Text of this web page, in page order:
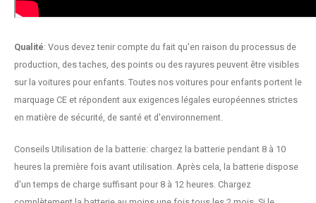
Qualité: Vous devez tenir compte du fait qu'en raison du processus de
production, des taches, des points ou des rayures peuvent être visibles
sur la voitures pour enfants. Toutes nos voitures pour enfants portent le
marquage CE et répondent aux exigences légales européennes strictes
en matière de sécurité, de santé et d'environnement.
Conseils Utilisation de la batterie: chargez la batterie pendant 8 à 10
heures la première fois avant utilisation. Après cela, la batterie dispose
d'un temps de charge suffisant pour 8 à 12 heures. Chargez